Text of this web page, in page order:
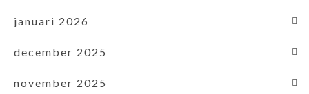
januari 2026
december 2025
november 2025